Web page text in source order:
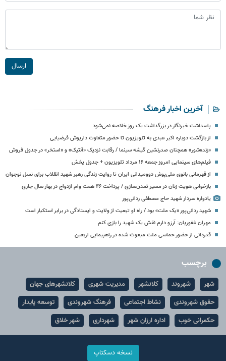
ارسال
آخرین اخبار فرهنگ
پاسداشت خبرنگار در بزرگداشت یک روز خلاصه نمی‌شود
از بازگشت دوباره اکبر عبدی به تلویزیون تا حضور متفاوت داریوش فرضیایی
«زنده‌شور» همچنان صدرنشین گیشه سینما / رقابت نزدیک «آنتیک» و «استخر» در جدول فروش
فیلم‌های سینمایی امروز جمعه ۱۶ مرداد تلویزیون + جدول پخش
از قهرمانی بانوی ملی‌پوش دوومیدانی ایران تا روایت زندگی رهبر شهید انقلاب برای نسل نوجوان
بازخوانی هویت زنان در مسیر تمدن‌سازی / پرداخت ۴۶ همت وام ازدواج در بهار سال جاری
یادواره سردار شهید حاج مصطفی ردانی‌پور
شهید ردانی‌پور «یک ملت» بود / راه او تبعیت از ولایت و ایستادگی در برابر استکبار است
مهران غفوریان: آرزو دارم نقش یک شهید را بازی کنم
قدردانی از حضور حماسی ملت مبعوث شده در راهپیمایی اربعین
برچسب
شهر شهروند کلانشهر مدیریت شهری
کلانشهرهای جهان
حقوق شهروندی
نشاط اجتماعی فرهنگ شهروندی
توسعه پایدار
حکمرانی خوب
اداره ارزان شهر شهرداری شهر خلاق
نسخه دسکتاپ